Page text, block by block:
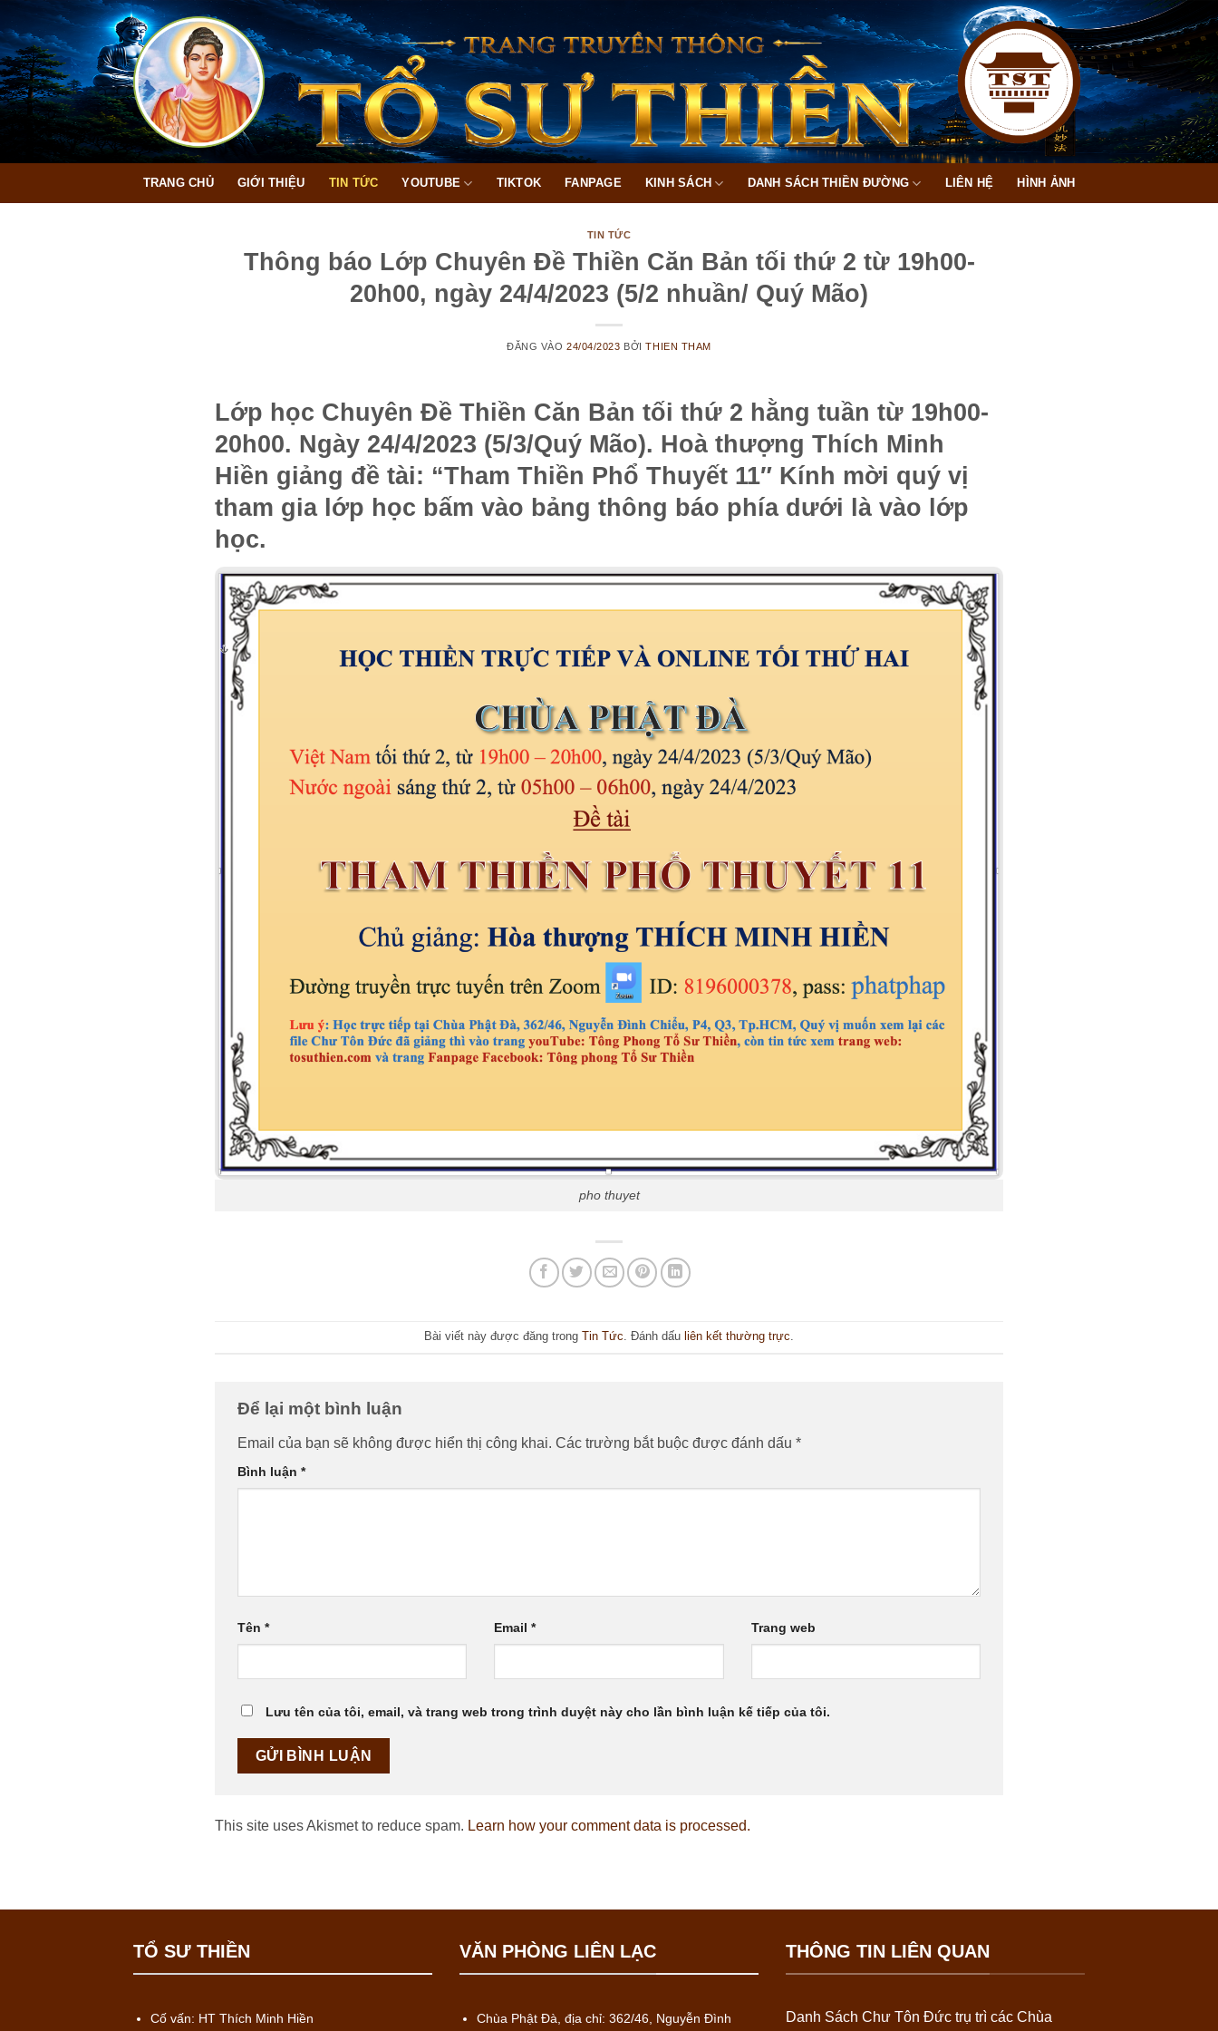
qua
nội
dung
TRANG CHỦ GIỚI THIỆU TIN TỨC YOUTUBE TIKTOK FANPAGE KINH SÁCH DANH SÁCH THIỀN ĐƯỜNG LIÊN HỆ HÌNH ẢNH
TIN TỨC
Thông báo Lớp Chuyên Đề Thiền Căn Bản tối thứ 2 từ 19h00-
20h00, ngày 24/4/2023 (5/2 nhuần/ Quý Mão)
ĐĂNG VÀO 24/04/2023 BỞITHIEN THAM
Lớp học Chuyên Đề Thiền Căn Bản tối thứ 2 hằng tuần từ 19h00-
20h00. Ngày 24/4/2023 (5/3/Quý Mão). Hoà thượng Thích Minh
Hiền giảng đề tài: “Tham Thiền Phổ Thuyết 11″ Kính mời quý vị
tham gia lớp học bấm vào bảng thông báo phía dưới là vào lớp
học.
pho thuyet
Bài viết này được đăng trong Tin Tức. Đánh dấu liên kết thường trực.
Để lại một bình luận
Email của bạn sẽ không được hiển thị công khai. Các trường bắt buộc được đánh dấu *
Bình luận *
Tên * Email* Trang web
Lưu tên của tôi, email, và trang web trong trình duyệt này cho lần bình luận kế tiếp của tôi.
This site uses Akismet to reduce spam. Learn how your comment data is processed.
TỔ SƯ THIỀN
Cố vấn: HT Thích Minh Hiền
VĂN PHÒNG LIÊN LẠC
Chùa Phật Đà, địa chỉ: 362/46, Nguyễn Đình
THÔNG TIN LIÊN QUAN
Danh Sách Chư Tôn Đức trụ trì các Chùa